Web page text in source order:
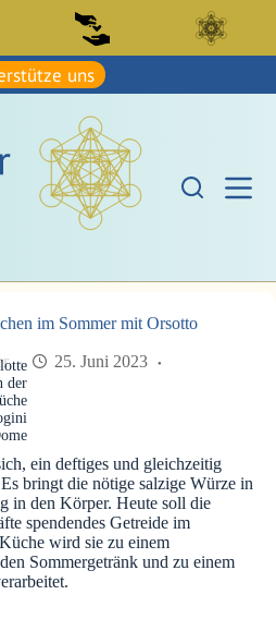
uns
im Sommer mit Orsotto
25. Juni 2023
der
ein deftiges und gleichzeitig
bringt die nötige salzige Würze in
in den Körper. Heute soll die
spendendes Getreide im
wird sie zu einem
Sommergetränk und zu einem